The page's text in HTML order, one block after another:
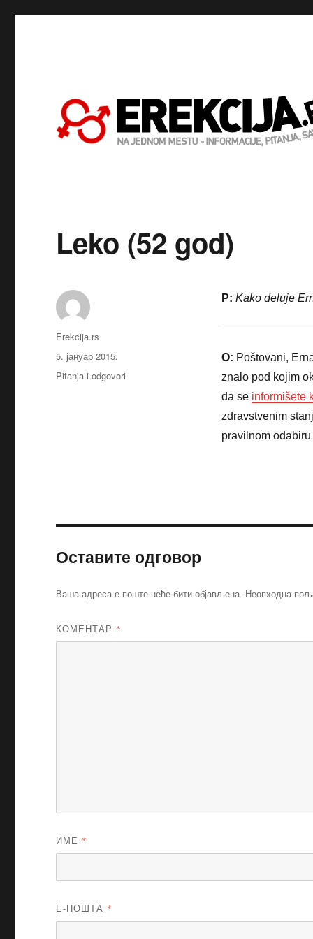
Leko (52 god)
P: Kako deluje
O: Poštovani,
znalo pod kojim
da se informišete
zdravstvenim
pravilnom
Аутор
Erekcija.rs
Објављено
5. јануар 2015.
Категорије
Pitanja i odgovori
Оставите одговор
Ваша адреса е-поште неће бити објављена. Неопходна
КОМЕНТАР *
ИМЕ *
Е-ПОШТА *